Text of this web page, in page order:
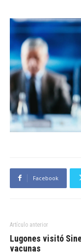
Facebook
Artículo anterior
Lugones visitó
vacunas